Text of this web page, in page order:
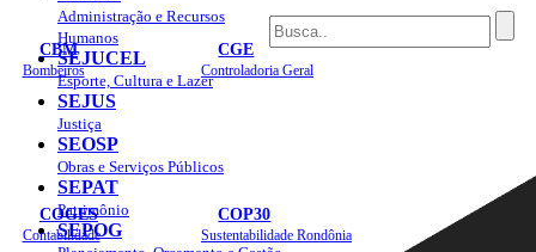
CBM
Bombeiros
CGE
Controladoria Geral
COGES
Contabilidade
COP30
Sustentabilidade Rondônia
Administração e Recursos
Humanos
SEJUCEL
Esporte, Cultura e Lazer
SEJUS
Justiça
SEOSP
Obras e Serviços Públicos
SEPAT
Patrimônio
SEPOG